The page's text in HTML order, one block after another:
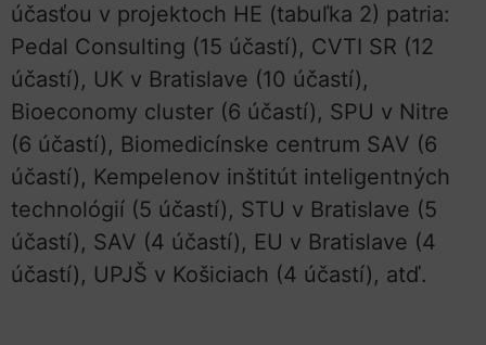
účasťou v projektoch HE (tabuľka 2) patria:
Pedal Consulting (15 účastí), CVTI SR (12
účastí), UK v Bratislave (10 účastí),
Bioeconomy cluster (6 účastí), SPU v Nitre
(6 účastí), Biomedicínske centrum SAV (6
účastí), Kempelenov inštitút inteligentných
technológií (5 účastí), STU v Bratislave (5
účastí), SAV (4 účastí), EU v Bratislave (4
účastí), UPJŠ v Košiciach (4 účastí), atď.